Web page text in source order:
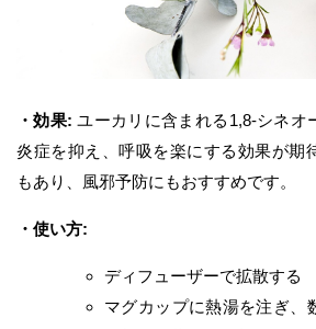
・効果: ユーカリに含まれる1,8-シネオ
炎症を抑え、呼吸を楽にする効果が期
もあり、風邪予防にもおすすめです。
・使い方:
ディフューザーで拡散する
マグカップに熱湯を注ぎ、